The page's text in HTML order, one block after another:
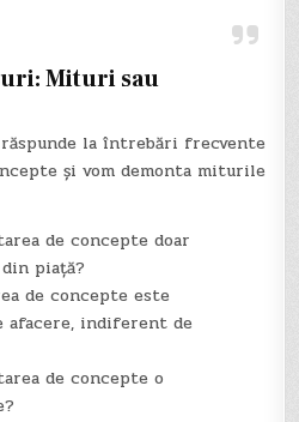
Mituri sau
la întrebări frecvente
și vom demonta miturile
de concepte doar
piață?
de concepte este
afacere, indiferent de
de concepte o